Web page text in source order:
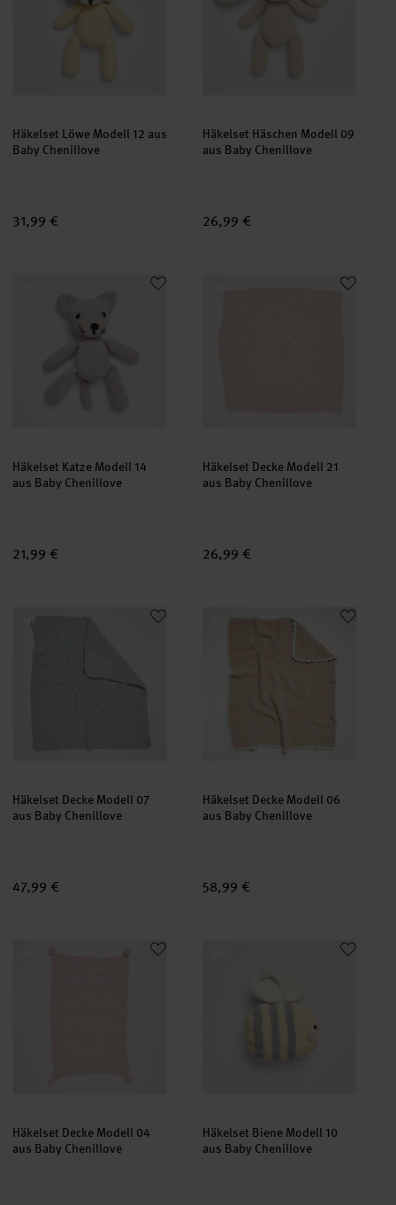
Häkelset Löwe Modell 12 aus
Baby Chenillove
31,99 €
Häkelset Häschen Modell 09
aus Baby Chenillove
26,99 €
Häkelset Katze Modell 14 aus Baby Chenillove
Häkelset Katze Modell 14
aus Baby Chenillove
21,99 €
Häkelset Decke Modell 21 aus
Häkelset Decke Modell 21
aus Baby Chenillove
26,99 €
Häkelset Decke Modell 07 aus Baby Chenillove
Häkelset Decke Modell 07
aus Baby Chenillove
47,99 €
Häkelset Decke Modell 06 aus
Häkelset Decke Modell 06
aus Baby Chenillove
58,99 €
Häkelset Decke Modell 04 aus Baby Chenillove
Häkelset Decke Modell 04
aus Baby Chenillove
Häkelset Biene Modell 10 aus
Häkelset Biene Modell 10
aus Baby Chenillove